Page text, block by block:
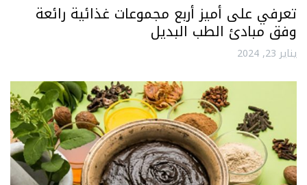
تعرفي على أميز أربع مجموعات غذائية رائعة
وفق مبادئ الطب البديل
يناير 23, 2024